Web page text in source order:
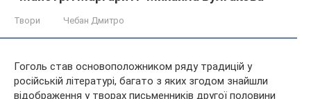
Твори Чебан Дмитро
Гоголь став основоположником ряду традицій у
російській літературі, багато з яких згодом знайшли
відображення у творах письменників другої половини